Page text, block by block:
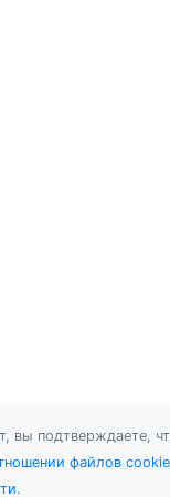
вы подтверждаете,
файлов cookie
.